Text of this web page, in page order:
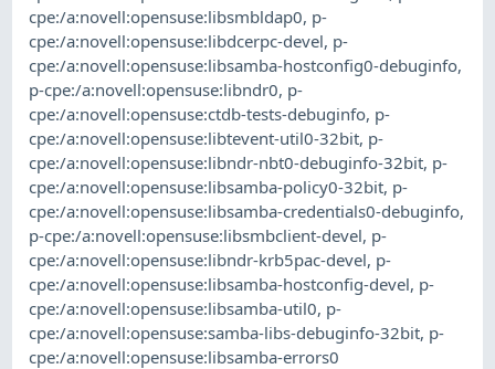
cpe:/a:novell:opensuse:libsmbldap0, p-
cpe:/a:novell:opensuse:libdcerpc-devel, p-
cpe:/a:novell:opensuse:libsamba-hostconfig0-debuginfo,
p-cpe:/a:novell:opensuse:libndr0, p-
cpe:/a:novell:opensuse:ctdb-tests-debuginfo, p-
cpe:/a:novell:opensuse:libtevent-util0-32bit, p-
cpe:/a:novell:opensuse:libndr-nbt0-debuginfo-32bit, p-
cpe:/a:novell:opensuse:libsamba-policy0-32bit, p-
cpe:/a:novell:opensuse:libsamba-credentials0-debuginfo,
p-cpe:/a:novell:opensuse:libsmbclient-devel, p-
cpe:/a:novell:opensuse:libndr-krb5pac-devel, p-
cpe:/a:novell:opensuse:libsamba-hostconfig-devel, p-
cpe:/a:novell:opensuse:libsamba-util0, p-
cpe:/a:novell:opensuse:samba-libs-debuginfo-32bit, p-
cpe:/a:novell:opensuse:libsamba-errors0